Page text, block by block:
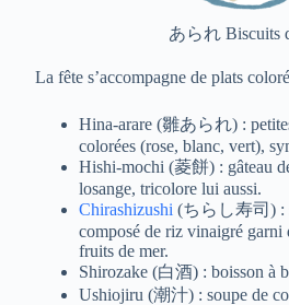
あられ Biscuits
La fête s’accompagne de plats
Hina-arare (雛あられ) :
colorées (rose, blanc, vert),
Hishi-mochi (菱餅) : gâteau
losange, tricolore lui aussi.
Chirashizushi (ちらし寿司) :
composé de riz vinaigré
fruits de mer.
Shirozake (白酒) : boisson à
Ushiojiru (潮汁) : soupe de